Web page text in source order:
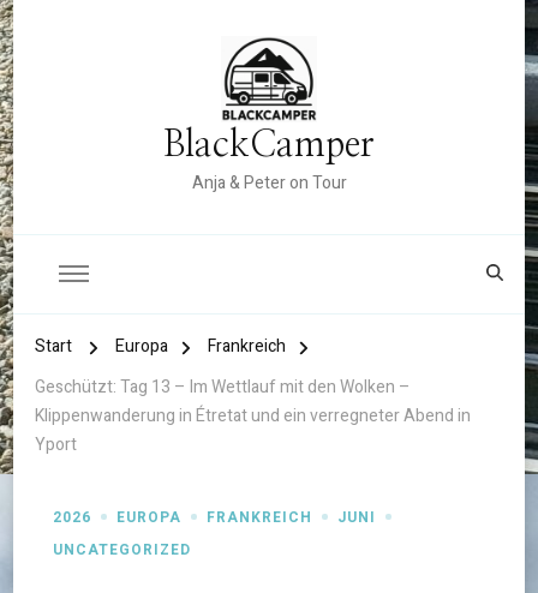
BlackCamper
Anja & Peter on Tour
Start Europa
Frankreich
Geschützt: Tag 13 – Im Wettlauf mit den Wolken –
Klippenwanderung in Étretat und ein verregneter Abend in
Yport
2026 EUROPA FRANKREICH
JUNI
UNCATEGORIZED